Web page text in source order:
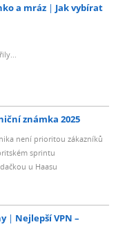
a mráz
Jak vybírat
známka 2025
není prioritou zákazníků
sprintu
u Haasu
Nejlepší VPN –